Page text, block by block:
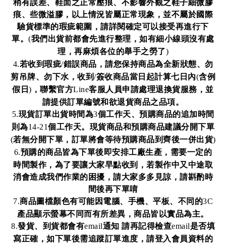
痕、些微溢膠，以上情況皆屬正常現象，並不屬於國際
驗貨標準的瑕疵範圍，請詳閱確定可以接受再進行下
單。(我們出貨前都會先進行整理，如有細小線頭沒有處
理，再麻煩各位的舉手之勞了)
4.若收到瑕疵/錯誤商品，請您保持商品為全新狀態、勿
剪吊牌、勿下水，收到/簽收商品當日起計算七日內(含例
假日) ，聯繫官方Line客服人員申請處理退換貨服務，並
請提供訂單編號和欲退貨商品之品項。
5.現貨訂單出貨時間為3個工作天、預購商品的追加時間
則為14-21個工作天。現貨商品和預購商品建議分開下單
(若無分開下單，訂單將會等待預購商品到齊後一併出貨)
6.預購的商品皆為下單後即安排工廠生產，需要一定的
時間製作，為了要讓大家早點收到，若製作中又中途取
消會造成我們作業的困擾，請大家多多見諒，請斟酌時
間後再下單唷
7.商品圖檔顏色有可能因電腦、手機、平板、不同的3C
產品顯示螢幕不同而有所差異，商品皆以實品為主。
8.發貨、到貨都會有email通知 請再記得檢查email是否填
寫正確，如下單後需追蹤訂單進度，請登入會員資料的